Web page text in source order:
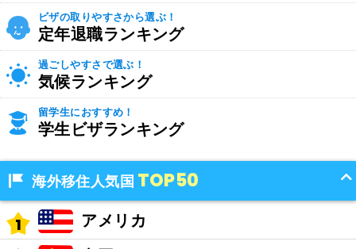
ビザの取りやすさから選ぶ！
定年退職ランキング
過ごしやすさで選ぶ！
気候ランキング
留学生におすすめ！
学生ビザランキング
海外移住人気国 TOP50
アメリカ